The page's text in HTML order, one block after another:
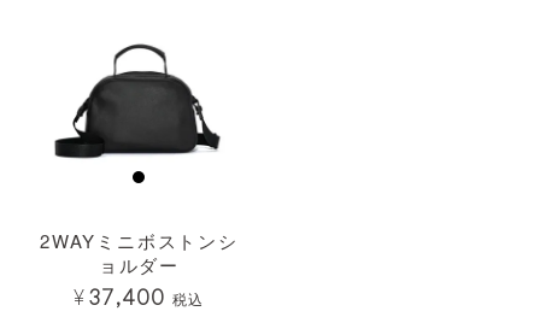
2WAYミニボストンシ
ョルダー
¥37,400 税込